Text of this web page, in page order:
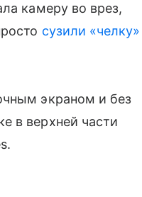
камеру во врез,
сузили «челку»
экраном и без
в верхней части